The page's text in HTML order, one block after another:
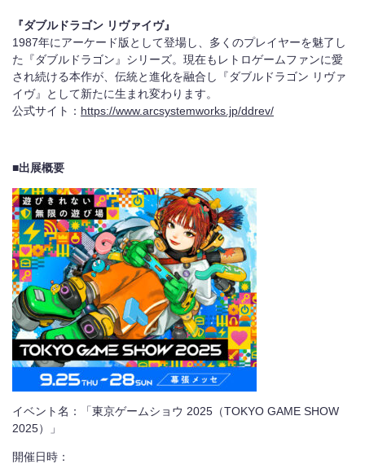
『ダブルドラゴン リヴァイヴ』
1987年にアーケード版として登場し、多くのプレイヤーを魅了し
た『ダブルドラゴン』シリーズ。現在もレトロゲームファンに愛
され続ける本作が、伝統と進化を融合し『ダブルドラゴン リヴァ
イヴ』として新たに生まれ変わります。
公式サイト： https://www.arcsystemworks.jp/ddrev/
■出展概要
イベント名：「東京ゲームショウ 2025 （TOKYO GAME SHOW
2025）」
開催日時：